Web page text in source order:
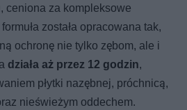
ceniona za kompleksowe
została opracowana tak,
ochronę nie tylko zębom, ale i
działa aż przez 12 godzin,
płytki nazębnej, próchnicą,
nieświeżym oddechem.